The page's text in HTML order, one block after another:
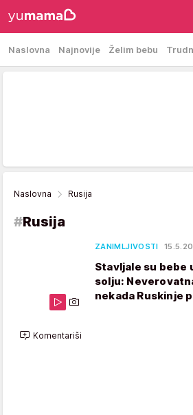
Naslovna Najnovije Želim bebu
Naslovna Rusija
#Rusija
ZANIMLJIVOSTI
Stavljale su bebe
solju:
nekada Ruskinje
Komentariši